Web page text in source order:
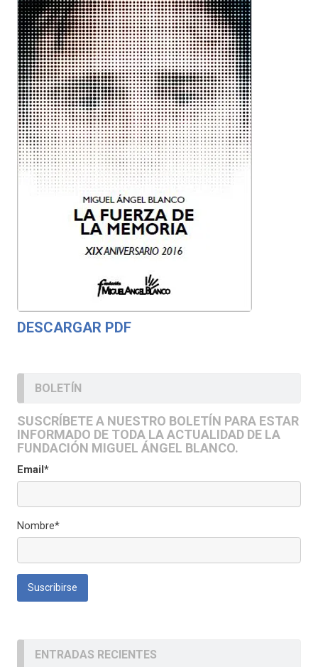
DESCARGAR PDF
BOLETÍN
SUSCRÍBETE A NUESTRO BOLETÍN PARA ESTAR
INFORMADO DE TODA LA ACTUALIDAD DE LA
FUNDACIÓN MIGUEL ÁNGEL BLANCO.
Email*
Nombre*
ENTRADAS RECIENTES